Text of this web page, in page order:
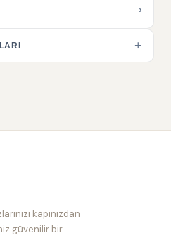
›
+
kapınızdan
güvenilir bir